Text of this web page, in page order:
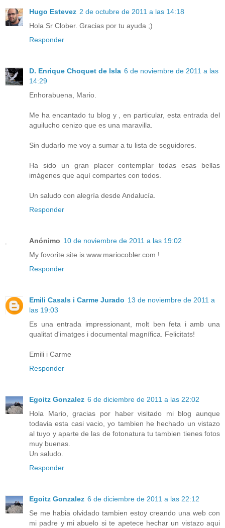
Hugo Estevez 2 de octubre de 2011 a las 14:18
Hola Sr Clober. Gracias por tu ayuda ;)
Responder
D. Enrique Choquet de Isla 6 de noviembre de 2011 a las
14:29
Enhorabuena, Mario.
Me ha encantado tu blog y , en particular, esta entrada del
aguilucho cenizo que es una maravilla.
Sin dudarlo me voy a sumar a tu lista de seguidores.
Ha sido un gran placer contemplar todas esas bellas
imágenes que aquí compartes con todos.
Un saludo con alegría desde Andalucía.
Responder
Anónimo 10 de noviembre de 2011 a las 19:02
My fovorite site is www.mariocobler.com !
Responder
Emili Casals i Carme Jurado 13 de noviembre de 2011 a
las 19:03
Es una entrada impressionant, molt ben feta i amb una
qualitat d'imatges i documental magnífica. Felicitats!
Emili i Carme
Responder
Egoitz Gonzalez 6 de diciembre de 2011 a las 22:02
Hola Mario, gracias por haber visitado mi blog aunque
todavia esta casi vacio, yo tambien he hechado un vistazo
al tuyo y aparte de las de fotonatura tu tambien tienes fotos
muy buenas.
Un saludo.
Responder
Egoitz Gonzalez 6 de diciembre de 2011 a las 22:12
Se me habia olvidado tambien estoy creando una web con
mi padre y mi abuelo si te apetece hechar un vistazo aqui